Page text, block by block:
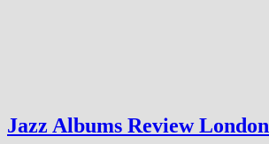
Jazz Albums Review